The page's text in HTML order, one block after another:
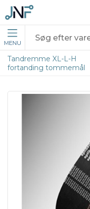
MENU
Tandremme XL-L-H
fortanding tommemål